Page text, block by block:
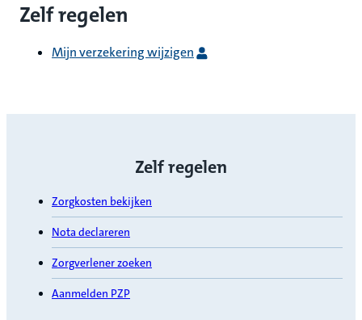
Zelf regelen
Mijn verzekering wijzigen
Zelf regelen
Zorgkosten bekijken
Nota declareren
Zorgverlener zoeken
Aanmelden PZP